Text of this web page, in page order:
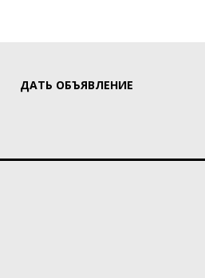
ДАТЬ ОБЪЯВЛЕНИЕ